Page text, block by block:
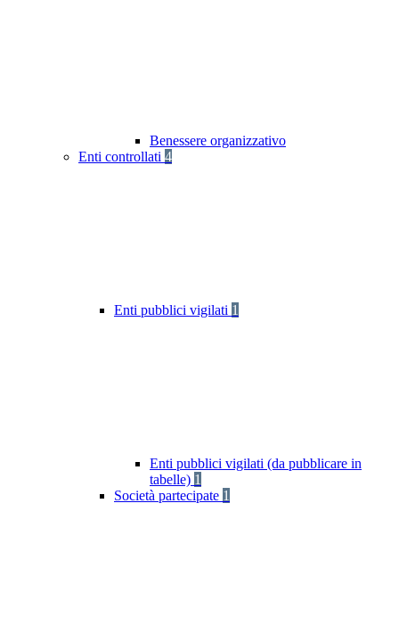
Benessere organizzativo
Enti controllati 4
Enti pubblici vigilati 1
Enti pubblici vigilati (da pubblicare in
tabelle) 1
Società partecipate 1